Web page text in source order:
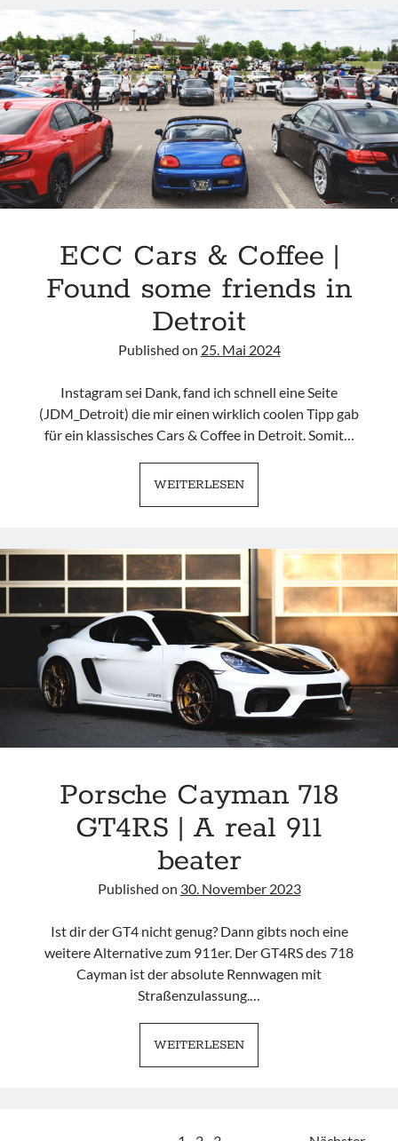
|
ALL
CARS,
ALL
LONG
ECC Cars & Coffee |
Found some friends in
Detroit
Published on 25. Mai 2024
Instagram sei Dank, fand ich schnell eine Seite
(JDM_Detroit) die mir einen wirklich coolen Tipp gab
für ein klassisches Cars & Coffee in Detroit. Somit…
WEITERLESENECC
CARS
COFFEE
FOUND
SOME
FRIENDS
IN
DETROIT
Porsche Cayman 718
GT4RS | A real 911
beater
Published on 30. November 2023
Ist dir der GT4 nicht genug? Dann gibts noch eine
weitere Alternative zum 911er. Der GT4RS des 718
Cayman ist der absolute Rennwagen mit
Straßenzulassung.…
WEITERLESENPORSCHE
CAYMAN